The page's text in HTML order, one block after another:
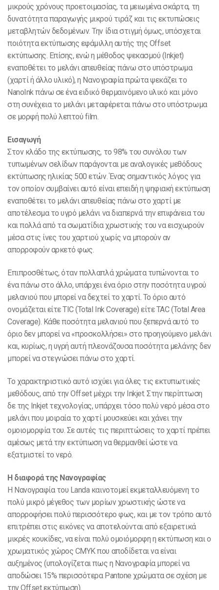
μικρούς χρόνους προετοιμασίας, τα μειωμένα σκάρτα, τη
δυνατότητα παραγωγής μικρού τιράζ και τις εκτυπώσεις
μεταβλητών δεδομένων. Την ίδια στιγμή όμως, υπόσχεται
ποιότητα εκτύπωσης εφάμιλλη αυτής της Offset
εκτύπωσης. Επίσης, ενώ η μέθοδος ψεκασμού (Inkjet)
εναποθέτει το μελάνι απευθείας πάνω στο υπόστρωμα
(χαρτί ή άλλο υλικό), η Νανογραφία πρώτα ψεκάζει το
NanoInk πάνω σε ένα ειδικό θερμαινόμενο υλικό και μόνο
στη συνέχεια το μελάνι μεταφέρεται πάνω στο υπόστρωμα
σε μορφή πολύ λεπτού film.
Εισαγωγή
Στον κλάδο της εκτύπωσης, το 98% του συνόλου των
τυπωμένων σελίδων παράγονται με αναλογικές μεθόδους
εκτύπωσης ηλικίας 500 ετών. Ένας σημαντικός λόγος για
τον οποίον συμβαίνει αυτό είναι επειδή η ψηφιακή εκτύπωση
εναποθέτει το μελάνι απευθείας πάνω στο χαρτί με
αποτέλεσμα το υγρό μελάνι να διαπερνά την επιφάνεια του
και πολλά από τα σωματίδια χρωστικής του να εισχωρούν
μέσα στις ίνες του χαρτιού χωρίς να μπορούν αν
απορροφούν αρκετό φως.
Επιπροσθέτως, όταν πολλαπλά χρώματα τυπώνονται το
ένα πάνω στο άλλο, υπάρχει ένα όριο στην ποσότητα υγρού
μελανιού που μπορεί να δεχτεί το χαρτί. Το όριο αυτό
ονομάζεται είτε TIC (Total Ink Coverage) είτε TAC (Total Area
Coverage). Κάθε ποσότητα μελανιού που ξεπερνά αυτό το
όριο δεν μπορεί να «προσκολλήσει» στο προηγούμενο μελάνι
και, κυρίως, η υγρή αυτή πλεονάζουσα ποσότητα μελάνης δεν
μπορεί να στεγνώσει πάνω στο χαρτί.
Το χαρακτηριστικό αυτό ισχύει για όλες τις εκτυπωτικές
μεθόδους, από την Offset μέχρι την Inkjet. Στην περίπτωση
δε της Inkjet τεχνολογίας, υπάρχει τόσο πολύ νερό μέσα στο
μελάνι που μοιραία το χαρτί μουσκεύει και χάνει την
ομοιομορφία του. Σε αυτές τις περιπτώσεις το χαρτί πρέπει
αμέσως μετά την εκτύπωση να θερμανθεί ώστε να
εξατμιστεί το νερό.
Η διαφορά της Νανογραφίας
Η Νανογραφία του Landa καινοτομεί εκμεταλλευόμενη το
πολύ μικρό μέγεθος των μορίων χρωστικής ώστε να
απορροφήσει πολύ περισσότερο φως, και με τον τρόπο αυτό
επιτρέπει στις εικόνες να αποτελούνται από εξαιρετικά
μικρές κουκίδες, να είναι πολύ ομοιόμορφη η εκτύπωση και ο
χρωματικός χώρος CMYK που αποδίδεται να είναι
αυξημένος (υπολογίζεται πως η Νανογραφία μπορεί να
αποδώσει 15% περισσότερα Pantone χρώματα σε σχέση με
την Offset εκτύπωση).